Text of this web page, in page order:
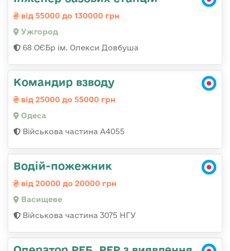
від 55000 до 130000 грн
Ужгород
68 ОЄБр ім. Олекси Довбуша
Командир взводу
від 25000 до 55000 грн
Одеса
Військова частина А4055
Водій-пожежник
від 20000 до 20000 грн
Васищеве
Військова частина 3075 НГУ